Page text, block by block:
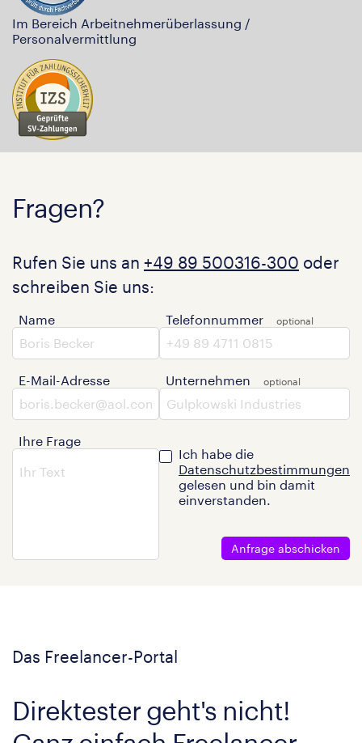
Im Bereich Arbeitnehmerüberlassung /
Personalvermittlung
Fragen?
Rufen Sie uns an +49 89 500316-300 oder
schreiben Sie uns:
Name
E-Mail-Adresse
Ihre Frage
Telefonnummer
Unternehmen
Ich habe die
Datenschutzbestimmungen
gelesen und bin damit
einverstanden.
Anfrage abschicken
Das Freelancer-Portal
Direktester geht's nicht!